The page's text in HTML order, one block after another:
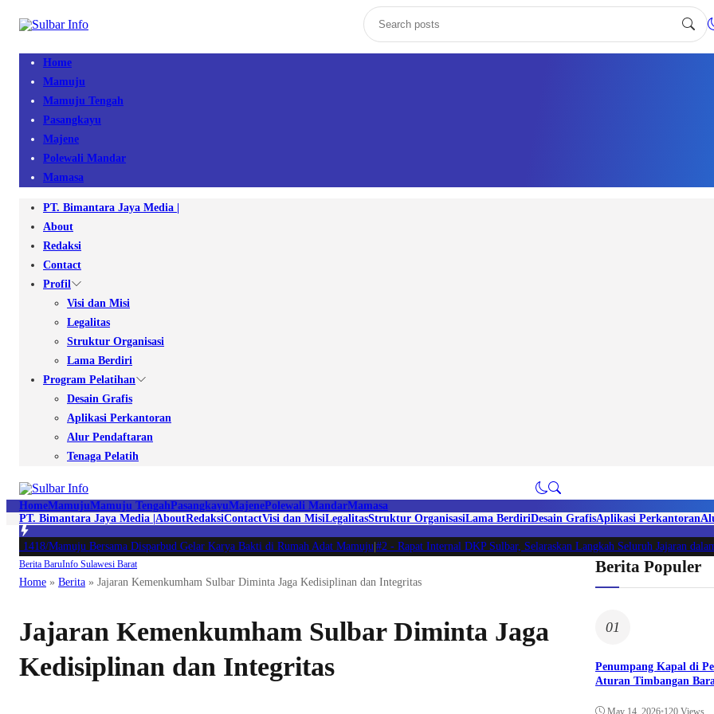
Home
Mamuju
Mamuju Tengah
Pasangkayu
Majene
Polewali Mandar
Mamasa
PT. Bimantara Jaya Media |
About
Redaksi
Contact
Profil
Visi dan Misi
Legalitas
Struktur Organisasi
Lama Berdiri
Program Pelatihan
Desain Grafis
Aplikasi Perkantoran
Alur Pendaftaran
Tenaga Pelatih
HomeMamujuMamuju TengahPasangkayuMajenePolewali MandarMamasa
PT. Bimantara Jaya Media | AboutRedaksiContactVisi dan MisiLegalitasStruktur OrganisasiLama BerdiriDesain GrafisAplikasi Perkantoran
Mamuju Bersama Disparbud Gelar Karya Bakti di Rumah Adat Mamuju|#2 -Rapat Internal DKP Sulbar, Selaraskan Langkah Seluruh Jajaran dalam
Berita BaruInfo Sulawesi Barat
Home » Berita » Jajaran Kemenkumham Sulbar Diminta Jaga Kedisiplinan dan Integritas
Jajaran Kemenkumham Sulbar Diminta Jaga
Kedisiplinan dan Integritas
Berita Populer
01
Penumpang Kapal di
Aturan Timbangan
May 14, 2026•120 Views